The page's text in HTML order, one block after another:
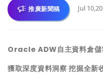
推廣新聞稿 Jul
Oracle ADW自主資料倉
獲取深度資料洞察 挖掘全新